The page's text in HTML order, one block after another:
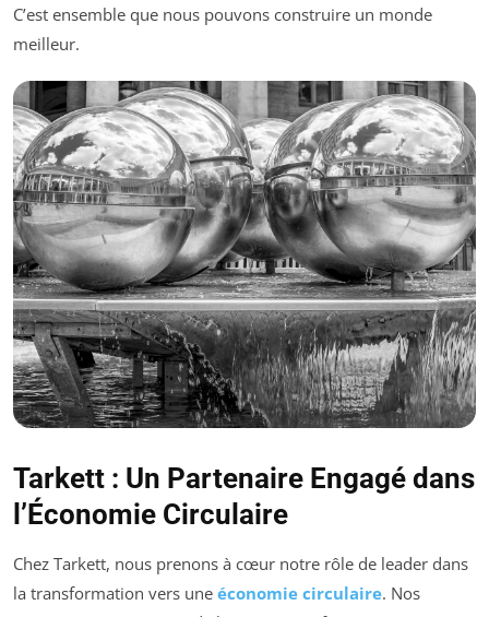
C’est ensemble que nous pouvons construire un monde
meilleur.
Tarkett : Un Partenaire Engagé dans
l’Économie Circulaire
Chez Tarkett, nous prenons à cœur notre rôle de leader dans
la transformation vers une économie circulaire. Nos